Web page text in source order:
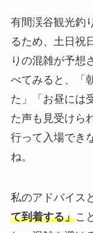
有間渓谷観光釣
るため、土日祝
りの混雑が予想
べてみると、「
た」「お昼には
た声も見受けら
行って入場でき
ね。
私のアドバイス
て到着する」こ